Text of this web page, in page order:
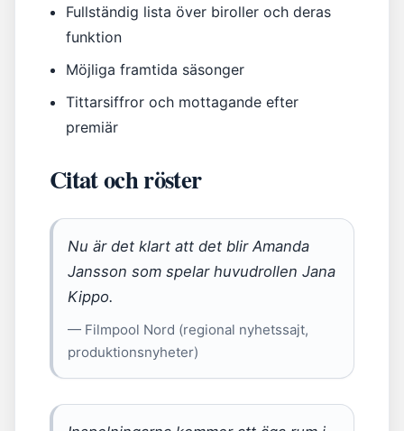
Fullständig lista över biroller och deras
funktion
Möjliga framtida säsonger
Tittarsiffror och mottagande efter
premiär
Citat och röster
Nu är det klart att det blir Amanda
Jansson som spelar huvudrollen Jana
Kippo.
— Filmpool Nord (regional nyhetssajt,
produktionsnyheter)